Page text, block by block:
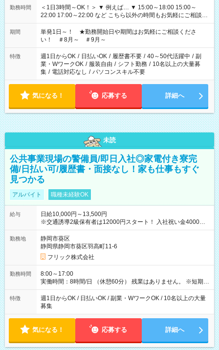
勤務時間
＜1日3時間～OK！＞ ▼ 例えば… ▼ 15:00～18:00 15:00～
22:00 17:00～22:00 など こちら以外の時間もお気軽にご相談く
ださい！
期間
単発1日～！ ★勤務開始日や期間はお気軽にご相談くださ
い！ ＃8月～ ＃9月～
特徴 週1日からOK / 日払いOK / 履歴書不要 / 40～50代活躍中 / 副
業・WワークOK / 服装自由 / シフト勤務 / 10名以上の大量募
集 / 電話対応なし / パソコンスキル不要
気になる！ 応募する 詳細へ
未読
公共事業現場の警備員/即日入社◎家電付き寮完
備/日払い可/履歴書・面接なし！家も仕事もすぐ
見つかる
アルバイト 職種未経験OK
給与
日給10,000円～13,500円
※交通誘導2級保有者は12000円スタート！ 入社祝い金4000円
【試用期間】試用期間なし
勤務地
静岡市葵区
静岡県静岡市葵区羽高町11-6
フリック株式会社
勤務時間
8:00～17:00
実働時間：8時間/日 （休憩60分） 残業はありません。 ※短期の
募集は行っておりません。予めご了承くださいませ。
特徴
週1日からOK / 日払いOK / 副業・WワークOK / 10名以上の大量
募集
気になる！ 応募する 詳細へ